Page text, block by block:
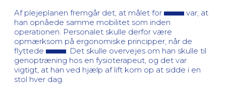
Af plejeplanen fremgår det, at målet for
var, at
han opnåede samme mobilitet som inden
operationen. Personalet skulle derfor være
opmærksom på ergonomiske principper, når de
flyttede
. Det skulle overvejes om han skulle til
genoptræning hos en fysioterapeut, og det var
vigtigt, at han ved hjælp af lift kom op at sidde i en
stol hver dag.